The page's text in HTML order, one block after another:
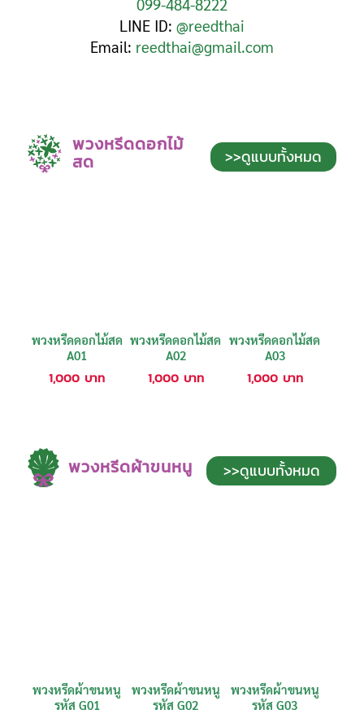
LINE ID: @reedthai
Email: reedthai@gmail.com
พวงหรีดดอกไม้
สด >>ดูแบบทั้งหมด
พวงหรีดดอกไม้สด
A01
1,000 บาท
พวงหรีดดอกไม้สด
A02
1,000 บาท
พวงหรีดดอกไม้สด
A03
1,000 บาท
พวงหรีดผ้าขนหนู >>ดูแบบทั้งหมด
พวงหรีดผ้าขนหนู
รหัส G01
พวงหรีดผ้าขนหนู
รหัส G02
พวงหรีดผ้าขนหนู
รหัส G03